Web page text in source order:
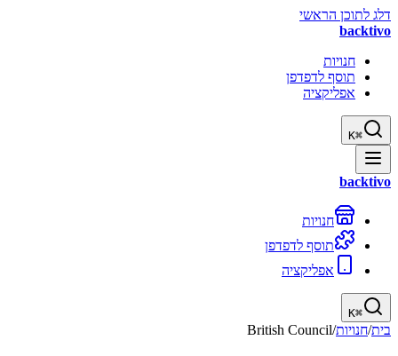
דלג לתוכן הראשי
backtivo
חנויות
תוסף לדפדפן
אפליקציה
⌘
K
backtivo
חנויות
תוסף לדפדפן
אפליקציה
⌘
K
בית/חנויות/
British Council